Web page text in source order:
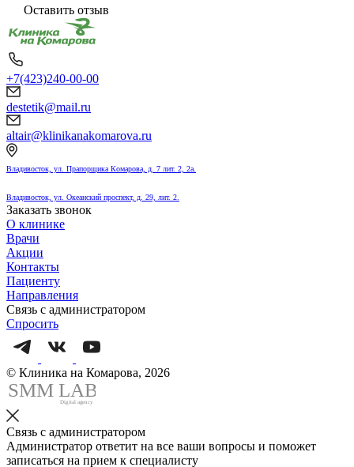
Оставить отзыв
+7(423)240-00-00
destetik@mail.ru
altair@klinikanakomarova.ru
Владивосток, ул. Прапорщика Комарова, д. 7 лит. 2, 2а.
Владивосток, ул. Океанский проспект, д. 29, лит. 2.
Заказать звонок
О клинике
Врачи
Акции
Контакты
Пациенту
Направления
Связь с администратором
Спросить
© Клиника на Комарова, 2026
SMM LAB
Digital agency
Связь с администратором
Администратор ответит на все ваши вопросы и поможет
записаться на прием к специалисту